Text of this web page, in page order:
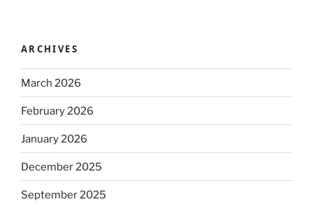
ARCHIVES
March 2026
February 2026
January 2026
December 2025
September 2025